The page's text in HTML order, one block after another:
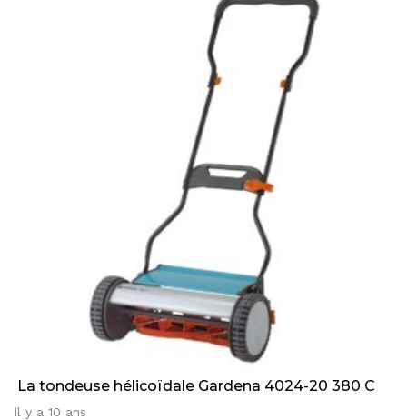
La tondeuse hélicoïdale Gardena 4024-20 380 C
Il y a 10 ans